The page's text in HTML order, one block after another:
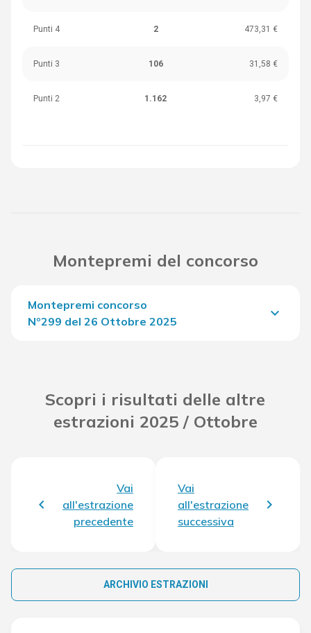
Punti 4 2 473,31 €
Punti 3 106 31,58 €
Punti 2 1.162 3,97 €
Montepremi del concorso
Montepremi concorso
Nº299 del 26 Ottobre 2025
keyboard_arrow_down
Scopri i risultati delle altre
estrazioni 2025 / Ottobre
Vai
all'estrazione
precedente
Vai
all'estrazione
successiva
ARCHIVIO ESTRAZIONI